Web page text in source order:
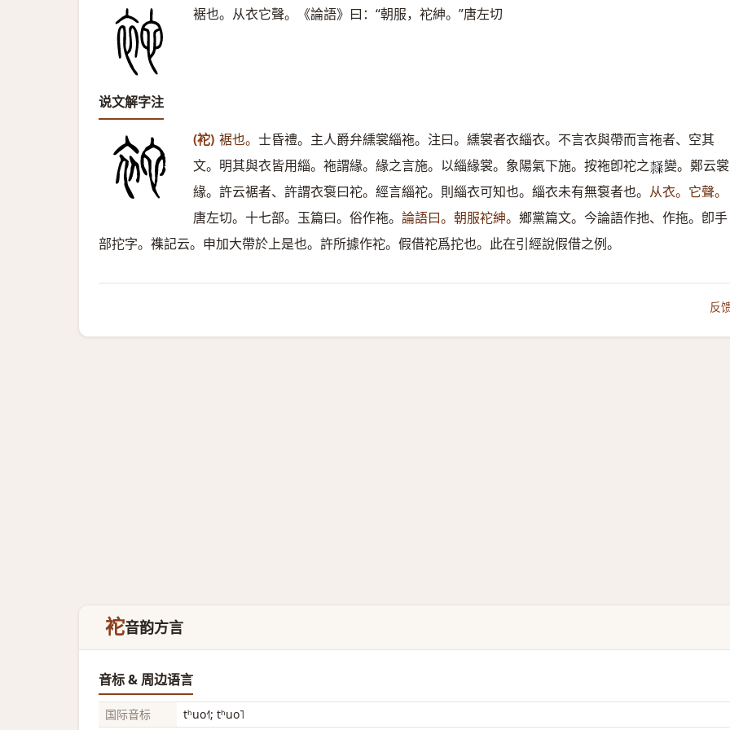
裾也。从衣它聲。《論語》曰：“朝服，袉紳。”唐左切
说文解字注
(袉) 裾也。 士昏禮。主人爵弁纁裳緇袘。注曰。纁裳者衣緇衣。不言衣與帶而言袘者、空其
文。明其與衣皆用緇。袘謂緣。緣之言施。以緇緣裳。象陽氣下施。按袘卽袉之𣜩 變。鄭云裳
緣。許云裾者、許謂衣袌曰袉。經言緇袉。則緇衣可知也。緇衣未有無袌者也。 从衣。它聲。
唐左切。十七部。玉篇曰。俗作袘。 論語曰。朝服袉紳。 鄉黨篇文。今論語作扡、作拖。卽手
部拕字。襍記云。申加大帶於上是也。許所據作袉。假借袉爲拕也。此在引經說假借之例。
反
袉音韵方言
音标 & 周边语言
国际音标 tʰuo˧˥; tʰuo˥